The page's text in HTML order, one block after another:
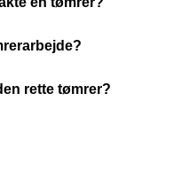
rette tømrer?